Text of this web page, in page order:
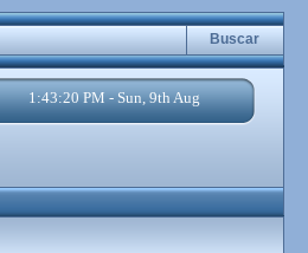
Buscar
1:43:20 PM - Sun, 9th Aug